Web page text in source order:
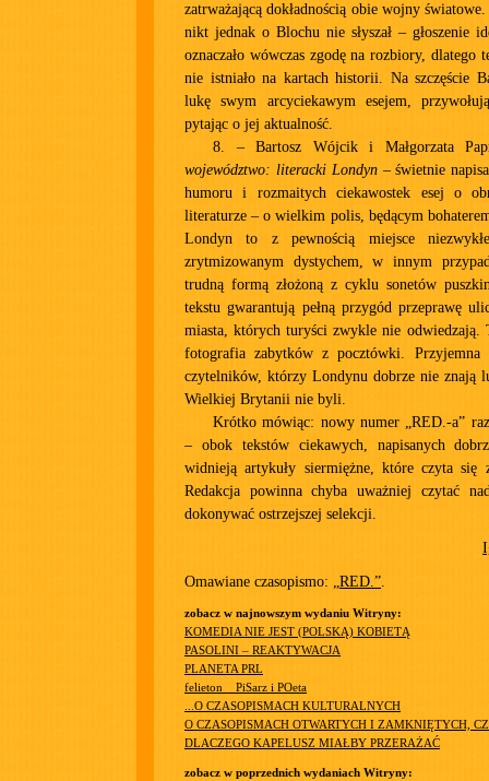
zatrważającą dokładnością obie wojny światowe.
nikt jednak o Blochu nie słyszał – głoszenie
oznaczało wówczas zgodę na rozbiory, dlatego
nie istniało na kartach historii. Na szczęście
lukę swym arcyciekawym esejem,
pytając o jej aktualność.
8. – Bartosz Wójcik i Małgorzata
województwo: literacki Londyn– świetnie
humoru i rozmaitych ciekawostek esej o
literaturze – o wielkim polis, będącym
Londyn to z pewnością miejsce
zrytmizowanym dystychem, w innym
trudną formą złożoną z cyklu sonetów
tekstu gwarantują pełną przygód przeprawę
miasta, których turyści zwykle nie odwiedzają.
fotografia zabytków z pocztówki. Przyjemna
czytelników, którzy Londynu dobrze nie znają
Wielkiej Brytanii nie byli.
Krótko mówiąc: nowy numer „RED.-a”
– obok tekstów ciekawych, napisanych
widnieją artykuły siermiężne, które czyta się
Redakcja powinna chyba uważniej czytać
dokonywać ostrzejszej selekcji.
Omawiane czasopismo: „RED.”.
zobacz w najnowszym wydaniu Witryny:
KOMEDIA NIE JEST (POLSKĄ) KOBIETĄ
PASOLINI – REAKTYWACJA
PLANETA PRL
felieton__PiSarz i POeta
...O CZASOPISMACH KULTURALNYCH
O CZASOPISMACH OTWARTYCH I ZAMKNIĘTYCH,
DLACZEGO KAPELUSZ MIAŁBY PRZERAŻAĆ
zobacz w poprzednich wydaniach Witryny: